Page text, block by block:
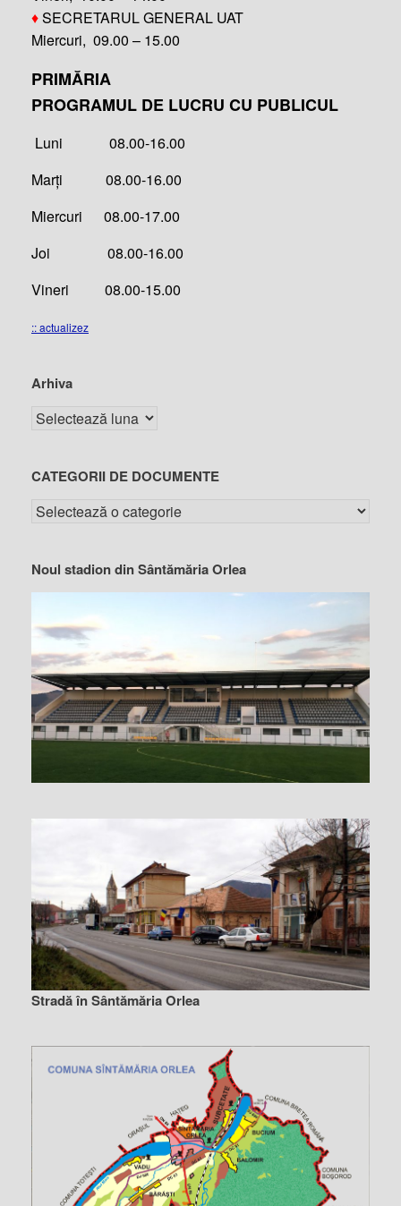
♦SECRETARUL GENERAL UAT
Miercuri, 09.00 – 15.00
PRIMĂRIA
PROGRAMUL DE LUCRU CU PUBLICUL
Luni 08.00-16.00
Marți 08.00-16.00
Miercuri 08.00-17.00
Joi 08.00-16.00
Vineri 08.00-15.00
:: actualizez
Arhiva
CATEGORII DE DOCUMENTE
Noul stadion din Sântămăria Orlea
Stradă în Sântămăria Orlea